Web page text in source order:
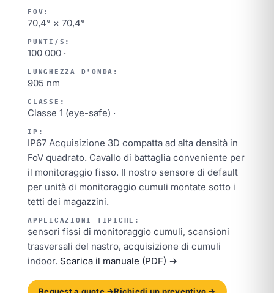
FOV:
70,4° × 70,4°
PUNTI/S:
100 000 ·
LUNGHEZZA D'ONDA:
905 nm
CLASSE:
Classe 1 (eye-safe) ·
IP:
IP67 Acquisizione 3D compatta ad alta densità in
FoV quadrato. Cavallo di battaglia conveniente per
il monitoraggio fisso. Il nostro sensore di default
per unità di monitoraggio cumuli montate sotto i
tetti dei magazzini.
APPLICAZIONI TIPICHE:
sensori fissi di monitoraggio cumuli, scansioni
trasversali del nastro, acquisizione di cumuli
indoor. Scarica il manuale (PDF) →